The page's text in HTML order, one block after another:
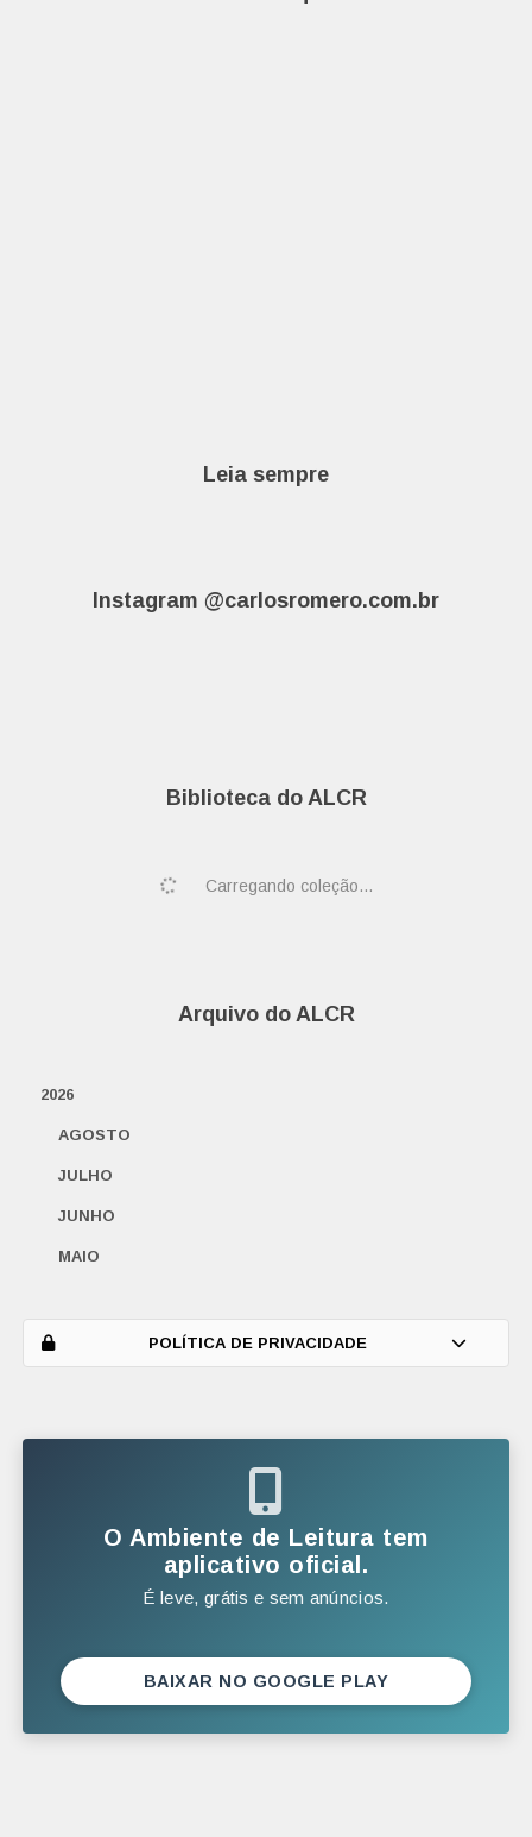
Leia sempre
Instagram @carlosromero.com.br
Biblioteca do ALCR
Carregando coleção...
Arquivo do ALCR
2026
AGOSTO
JULHO
JUNHO
MAIO
AGOSTO
POLÍTICA DE PRIVACIDADE
O Ambiente de Leitura tem
aplicativo oficial.
É leve, grátis e sem anúncios.
BAIXAR NO GOOGLE PLAY